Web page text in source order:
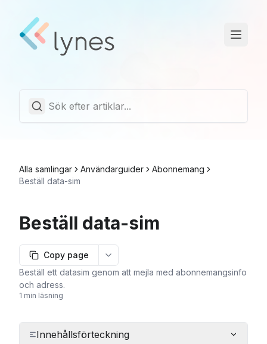
Alla samlingar Användarguider
Abonnemang
Beställ data-sim
Beställ data-sim
Copy page
More options
Beställ ett datasim genom att mejla med abonnemangsinfo
och adress.
1 min läsning
Innehållsförteckning